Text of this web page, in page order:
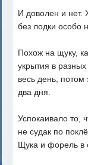
И доволен и нет.
без лодки особо
Похож на щуку,
укрытия в
весь день, потом
два дня.
Успокаивало то,
не судак по
Щука и форель в